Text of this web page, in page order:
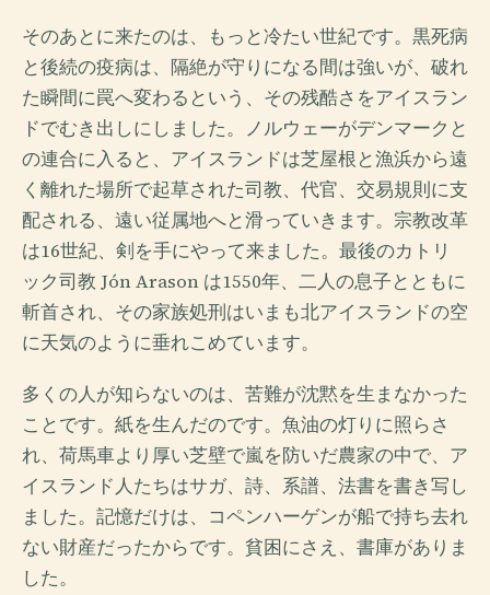
そのあとに来たのは、もっと冷たい世紀です。黒死病
と後続の疫病は、隔絶が守りになる間は強いが、破れ
た瞬間に罠へ変わるという、その残酷さをアイスラン
ドでむき出しにしました。ノルウェーがデンマークと
の連合に入ると、アイスランドは芝屋根と漁浜から遠
く離れた場所で起草された司教、代官、交易規則に支
配される、遠い従属地へと滑っていきます。宗教改革
は16世紀、剣を手にやって来ました。最後のカトリ
ック司教 Jón Arason は1550年、二人の息子とともに
斬首され、その家族処刑はいまも北アイスランドの空
に天気のように垂れこめています。
多くの人が知らないのは、苦難が沈黙を生まなかった
ことです。紙を生んだのです。魚油の灯りに照らさ
れ、荷馬車より厚い芝壁で嵐を防いだ農家の中で、ア
イスランド人たちはサガ、詩、系譜、法書を書き写し
ました。記憶だけは、コペンハーゲンが船で持ち去れ
ない財産だったからです。貧困にさえ、書庫がありま
した。